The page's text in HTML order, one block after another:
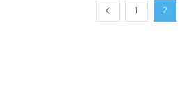
1 2